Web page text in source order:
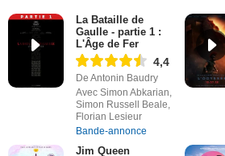
La Bataille de
Gaulle - partie 1 :
L'Âge de Fer
4,4
De Antonin Baudry
Avec Simon Abkarian,
Simon Russell Beale,
Florian Lesieur
Bande-annonce
Jim Queen